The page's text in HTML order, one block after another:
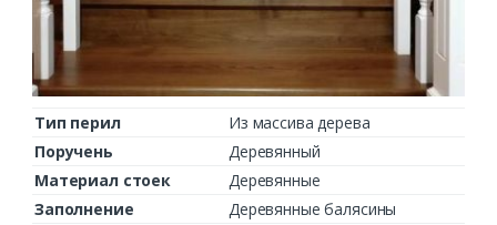
Тип перил
Из массива дерева
Поручень
Деревянный
Материал стоек
Деревянные
Заполнение
Деревянные балясины